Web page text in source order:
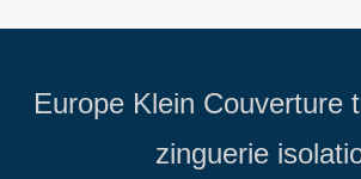
Europe Klein Couverture
zinguerie